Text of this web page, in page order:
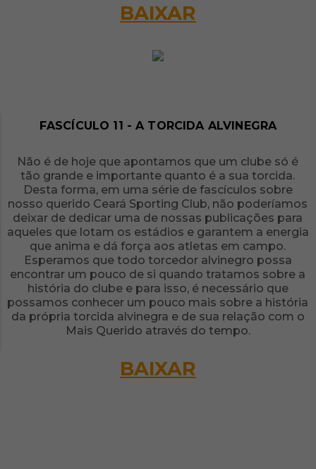
BAIXAR
FASCÍCULO 11 - A TORCIDA ALVINEGRA
Não é de hoje que apontamos que um clube só é
tão grande e importante quanto é a sua torcida.
Desta forma, em uma série de fascículos sobre
nosso querido Ceará Sporting Club, não poderíamos
deixar de dedicar uma de nossas publicações para
aqueles que lotam os estádios e garantem a energia
que anima e dá força aos atletas em campo.
Esperamos que todo torcedor alvinegro possa
encontrar um pouco de si quando tratamos sobre a
história do clube e para isso, é necessário que
possamos conhecer um pouco mais sobre a história
da própria torcida alvinegra e de sua relação com o
Mais Querido através do tempo.
BAIXAR